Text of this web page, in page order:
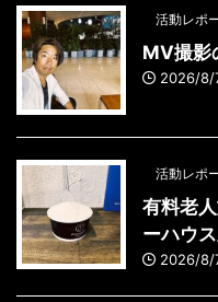
活動レポ
MV撮影
2026/8/
活動レポ
有料老
ーハウ
2026/8/